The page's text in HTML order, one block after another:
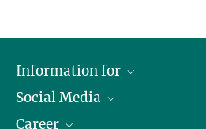
Information for
Journalists
School
Social Media
LinkedIn
Career